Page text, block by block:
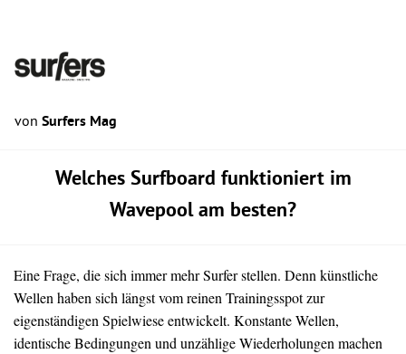
von Surfers Mag
Welches Surfboard funktioniert im
Wavepool am besten?
Eine Frage, die sich immer mehr Surfer stellen. Denn künstliche
Wellen haben sich längst vom reinen Trainingsspot zur
eigenständigen Spielwiese entwickelt. Konstante Wellen,
identische Bedingungen und unzählige Wiederholungen machen